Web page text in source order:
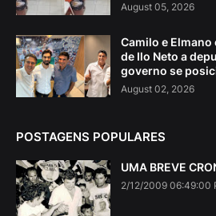
August 05, 2026
Camilo e
de Ilo Neto a
governo se
August 02, 2026
POSTAGENS POPULARES
UMA BREVE
2/12/2009 06:49:00